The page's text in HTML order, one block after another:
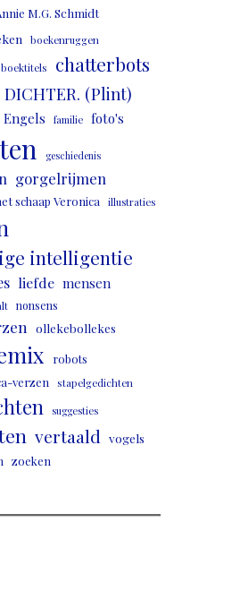
M.G. Schmidt
boekenruggen
boektitels chatterbots
DICHTER. (Plint)
Engels familie foto's
geschiedenis
gorgelrijmen
schaap Veronica illustraties
intelligentie
liefde mensen
nonsens
ollekebollekes
robots
verzen
stapelgedichten
suggesties
vertaald
vogels
zoeken